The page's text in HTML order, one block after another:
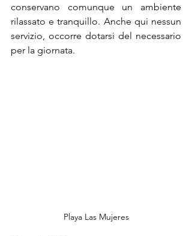
conservano comunque un ambiente
rilassato e tranquillo. Anche qui nessun
servizio, occorre dotarsi del necessario
per la giornata.
Playa Las Mujeres